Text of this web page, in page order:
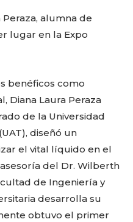
alumna de
lugar en la Expo
benéficos como
Diana Laura Peraza
de la Universidad
diseñó un
el vital líquido en el
del Dr. Wilberth
de Ingeniería y
desarrolla su
obtuvo el primer